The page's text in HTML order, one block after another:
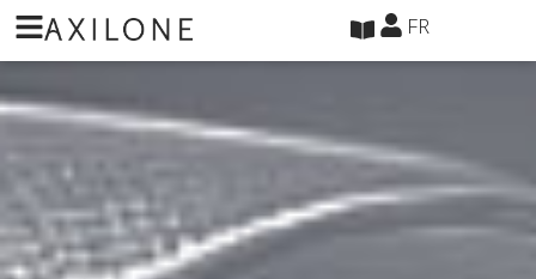
FR
Panneau de gestion des cookies